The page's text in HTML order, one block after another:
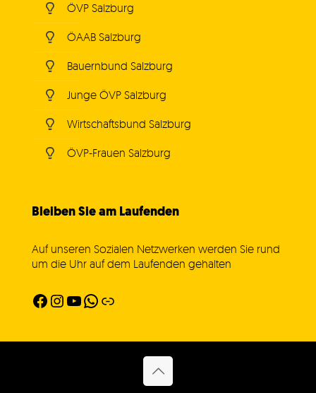
ÖVP Salzburg
ÖAAB Salzburg
Bauernbund Salzburg
Junge ÖVP Salzburg
Wirtschaftsbund Salzburg
ÖVP-Frauen Salzburg
Bleiben Sie am Laufenden
Auf unseren Sozialen Netzwerken werden Sie rund
um die Uhr auf dem Laufenden gehalten
Facebook
Instagram
YouTube
WhatsApp
CitiesApp